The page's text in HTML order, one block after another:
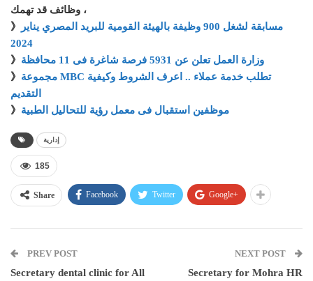
وظائف قد تهمك ،
》
مسابقة لشغل 900 وظيفة بالهيئة القومية للبريد المصري يناير
2024
》
وزارة العمل تعلن عن 5931 فرصة شاغرة فى 11 محافظة
》 مجموعة MBC تطلب خدمة عملاء .. اعرف الشروط وكيفية
التقديم
》 موظفين استقبال فى معمل رؤية للتحاليل الطبية
إدارية
185
Share Facebook Twitter Google+
PREV POST
Secretary dental clinic for All
NEXT POST
Secretary for Mohra HR